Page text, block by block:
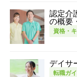
認定介
の概要
資格・
デイサ
転職ガ